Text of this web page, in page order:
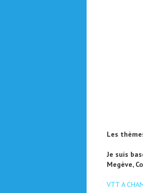
Les
Je suis
Megève,
VTT A